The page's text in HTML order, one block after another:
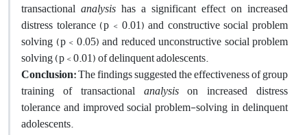
transactional analysis has a significant effect on increased
distress tolerance (p < 0.01) and constructive social problem
solving (p < 0.05) and reduced unconstructive social problem
solving (p < 0.01) of delinquent adolescents.
Conclusion:The findings suggested the effectiveness of group
training of transactional analysison increased distress
tolerance and improved social problem-solving in delinquent
adolescents.